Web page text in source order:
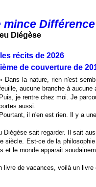
mince Différence
Diégèse
récits de 2026
de couverture de
Dans la nature, rien n'est
aucune branche à aucune
Puis, je rentre chez moi. Je
aussi.
Pourtant, il n'en est rien. Il y a
Diégèse sait regarder. Il sait
siècle. Est-ce de la
et le monde apparait
livre de vacances, voilà un livre